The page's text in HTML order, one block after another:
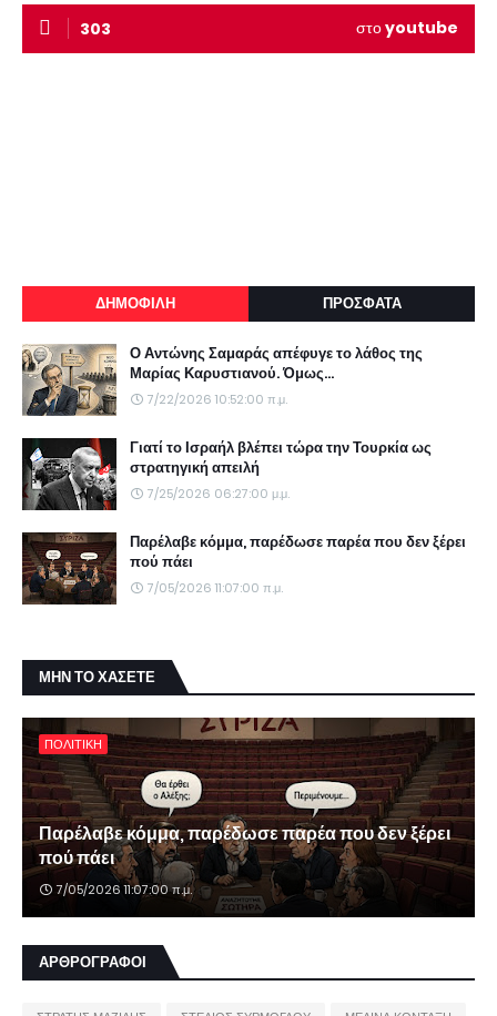
303 στοyoutube
ΔΗΜΟΦΙΛΗ ΠΡΟΣΦΑΤΑ
Ο Αντώνης Σαμαράς απέφυγε το λάθος της
Μαρίας Καρυστιανού. Όμως...
7/22/2026 10:52:00 π.μ.
Γιατί το Ισραήλ βλέπει τώρα την Τουρκία ως
στρατηγική απειλή
7/25/2026 06:27:00 μ.μ.
Παρέλαβε κόμμα, παρέδωσε παρέα που δεν ξέρει
πού πάει
7/05/2026 11:07:00 π.μ.
ΜΗΝ ΤΟ ΧΑΣΕΤΕ
ΠΟΛΙΤΙΚΗ
Παρέλαβε κόμμα, παρέδωσε παρέα που δεν ξέρει
πού πάει
7/05/2026 11:07:00 π.μ.
ΑΡΘΡΟΓΡΑΦΟΙ